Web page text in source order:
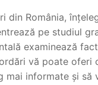
din România,
pe studiul
examinează
vă poate oferi
mai informate și să